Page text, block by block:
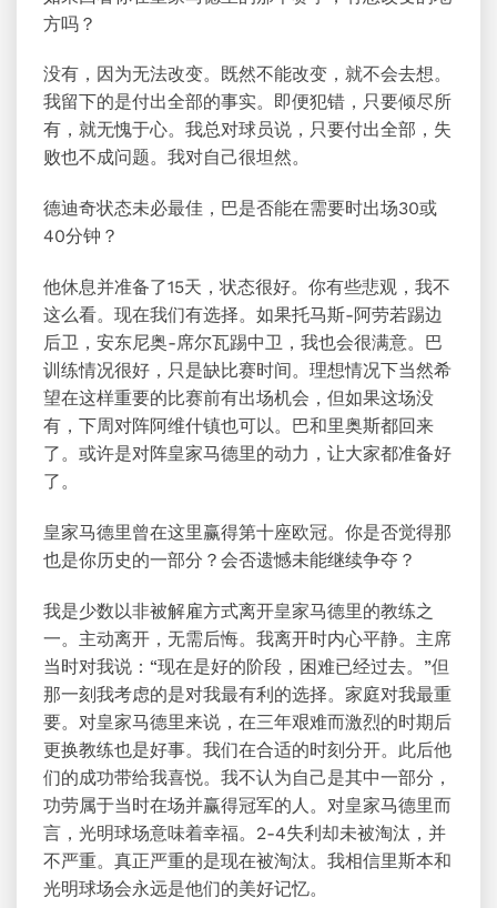
方吗？
没有，因为无法改变。既然不能改变，就不会去想。
我留下的是付出全部的事实。即便犯错，只要倾尽所
有，就无愧于心。我总对球员说，只要付出全部，失
败也不成问题。我对自己很坦然。
德迪奇状态未必最佳，巴是否能在需要时出场30或
40分钟？
他休息并准备了15天，状态很好。你有些悲观，我不
这么看。现在我们有选择。如果托马斯-阿劳若踢边
后卫，安东尼奥-席尔瓦踢中卫，我也会很满意。巴
训练情况很好，只是缺比赛时间。理想情况下当然希
望在这样重要的比赛前有出场机会，但如果这场没
有，下周对阵阿维什镇也可以。巴和里奥斯都回来
了。或许是对阵皇家马德里的动力，让大家都准备好
了。
皇家马德里曾在这里赢得第十座欧冠。你是否觉得那
也是你历史的一部分？会否遗憾未能继续争夺？
我是少数以非被解雇方式离开皇家马德里的教练之
一。主动离开，无需后悔。我离开时内心平静。主席
当时对我说：“现在是好的阶段，困难已经过去。”但
那一刻我考虑的是对我最有利的选择。家庭对我最重
要。对皇家马德里来说，在三年艰难而激烈的时期后
更换教练也是好事。我们在合适的时刻分开。此后他
们的成功带给我喜悦。我不认为自己是其中一部分，
功劳属于当时在场并赢得冠军的人。对皇家马德里而
言，光明球场意味着幸福。2-4失利却未被淘汰，并
不严重。真正严重的是现在被淘汰。我相信里斯本和
光明球场会永远是他们的美好记忆。